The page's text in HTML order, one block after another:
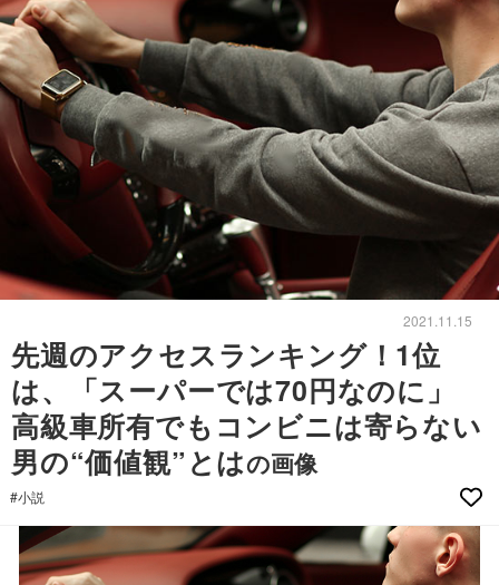
2021.11.15
先週のアクセスランキング！1位
は、「スーパーでは70円なのに」
高級車所有でもコンビニは寄らない
男の“価値観”とはの画像
#小説